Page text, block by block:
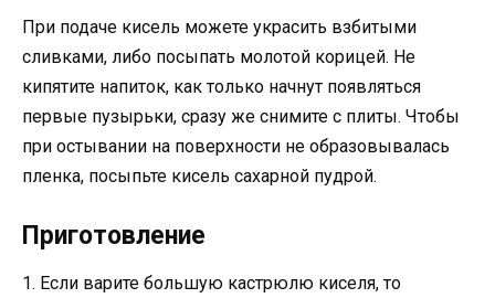
При подаче кисель можете украсить взбитыми
сливками, либо посыпать молотой корицей. Не
кипятите напиток, как только начнут появляться
первые пузырьки, сразу же снимите с плиты. Чтобы
при остывании на поверхности не образовывалась
пленка, посыпьте кисель сахарной пудрой.
Приготовление
1. Если варите большую кастрюлю киселя, то